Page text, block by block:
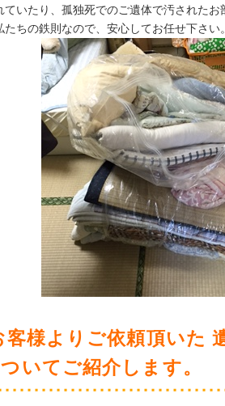
ていたり、孤独死でのご遺体で汚された
ちの鉄則なので、安心してお任せ下さい。
客様よりご依頼頂いた
いてご紹介します。